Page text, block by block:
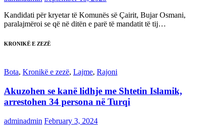
Kandidati për kryetar të Komunës së Çairit, Bujar Osmani,
paralajmëroi se që në ditën e parë të mandatit të tij…
KRONIKË E ZEZË
Bota, Kronikë e zezë, Lajme, Rajoni
Akuzohen se kanë lidhje me Shtetin Islamik,
arrestohen 34 persona në Turqi
adminadmin February 3, 2024